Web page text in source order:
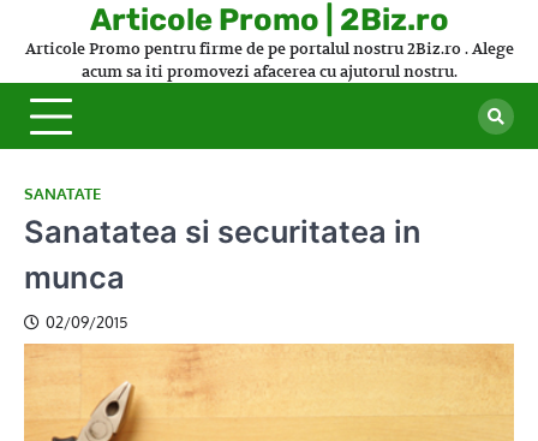
Articole Promo | 2Biz.ro
Articole Promo pentru firme de pe portalul nostru 2Biz.ro . Alege
acum sa iti promovezi afacerea cu ajutorul nostru.
SANATATE
Sanatatea si securitatea in
munca
02/09/2015